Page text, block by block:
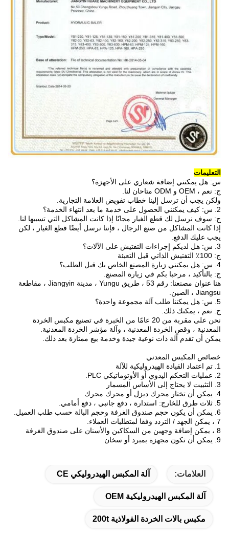
التعليمات
س: هل يمكنني إضافة شعاري على الأجهزة؟
ج: نعم ، OEM و ODM متاحان لنا.
ولكن يجب أن ترسل إلينا خطاب تفويض العلامة التجارية.
ج: سوف نرسل لك قطع الغيار مجانًا إذا كانت المشاكل التي تسببها لنا.
إذا كانت المشاكل من صنع الرجال ، فإننا نرسل أيضًا قطع الغيار ، لكن
يجب عليك الدفع.
ج: 100٪ التفتيش الذاتي قبل التعبئة
4. س: هل يمكنني زيارة المصنع الخاص بك قبل الطلب؟
ج: بالتأكيد ، مرحبا بكم في زيارة المصنع.
هنا عنوان مصنعنا: رقم 53 ، طريق Yungu ، مدينة Jiangyin ، مقاطعة
Jiangsu ، الصين.
5. س: هل يمكننا طلب آلة مجموعة واحدة؟
ج: نعم ، يمكنك ذلك.
نحن على مقربة من 20 عامًا من الخبرة في تصنيع مكبس الخردة
المعدنية ، وقص الخردة المعدنية ، وآلة مؤشر الخردة المعدنية.
يمكن أن تقدم آلة ذات نوعية جيدة وخدمة بيع ممتازة بعد ذلك.
خصائص المكبس المعدني
1. تم اعتماد القيادة الهيدروليكية للآلة
4. يمكن أن تختار محرك ديزل أو محرك محرك
5. ثلاث طرق للخارج: استدارة ، دفع جانبي ، دفع أمامي.
6. يمكن أن يكون حجم صندوق الغرفة وحجم البالة حسب طلب العميل.
8 ، يمكن إضافة وجهين من السكاكين والأسنان على صندوق الغرفة
9. يمكن أن تكون مجهزة بمبرد أو سخان
العلامات: آلة المكبس الهيدروليكي CE
آلة المكبس الهيدروليكية OEM
مكبس بالات الخردة الفولاذية 200t